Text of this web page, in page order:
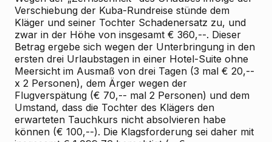
Verschiebung der Kuba-Rundreise stünde dem
Kläger und seiner Tochter Schadenersatz zu, und
zwar in der Höhe von insgesamt € 360,--. Dieser
Betrag ergebe sich wegen der Unterbringung in den
ersten drei Urlaubstagen in einer Hotel-Suite ohne
Meersicht im Ausmaß von drei Tagen (3 mal € 20,--
x 2 Personen), dem Ärger wegen der
Flugverspätung (€ 70,-- mal 2 Personen) und dem
Umstand, dass die Tochter des Klägers den
erwarteten Tauchkurs nicht absolvieren habe
können (€ 100,--). Die Klagsforderung sei daher mit